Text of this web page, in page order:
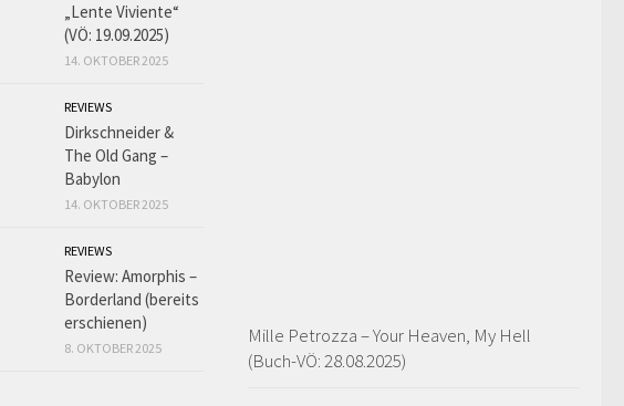
Mille Petrozza – Your Heaven, My Hell
(Buch-VÖ: 28.08.2025)
„Lente Viviente“
(VÖ: 19.09.2025)
14. OKTOBER 2025
REVIEWS
Dirkschneider &
The Old Gang –
Babylon
14. OKTOBER 2025
REVIEWS
Review: Amorphis –
Borderland (bereits
erschienen)
8. OKTOBER 2025